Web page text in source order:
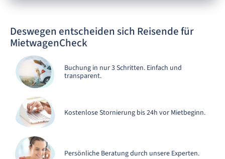
Deswegen entscheiden sich Reisende für
MietwagenCheck
Buchung in nur 3 Schritten. Einfach und
transparent.
Kostenlose Stornierung bis 24h vor Mietbeginn.
Persönliche Beratung durch unsere Experten.